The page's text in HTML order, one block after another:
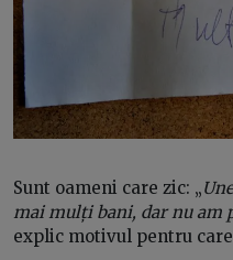
Sunt oameni care zic: „
mai mulți bani, dar nu am
explic motivul pentru